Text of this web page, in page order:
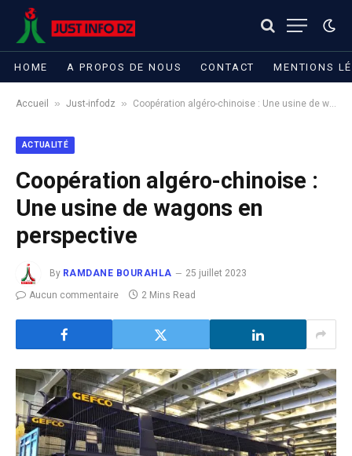
HOME A PROPOS DE NOUS CONTACT MENTIONS
Accueil » Just-infodz » Coopération algéro-chinoise : Une usine de wagons en perspective
ACTUALITÉ
Coopération algéro-chinoise :
Une usine de wagons en
perspective
By RAMDANE BOURAHLA
25 juillet 2023
Aucun commentaire
2 Mins Read